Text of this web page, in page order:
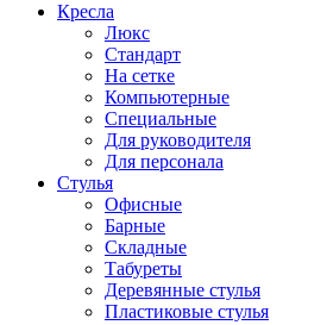
Кресла
Люкс
Стандарт
На сетке
Компьютерные
Специальные
Для руководителя
Для персонала
Стулья
Офисные
Барные
Складные
Табуреты
Деревянные стулья
Пластиковые стулья